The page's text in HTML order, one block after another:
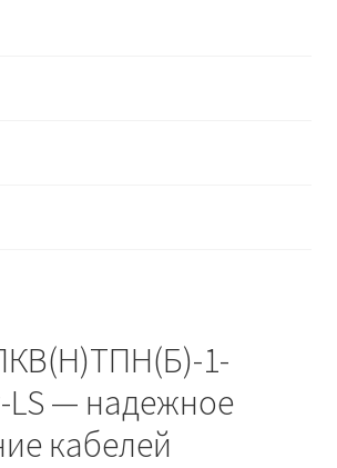
1-
LS — надежное
кабелей